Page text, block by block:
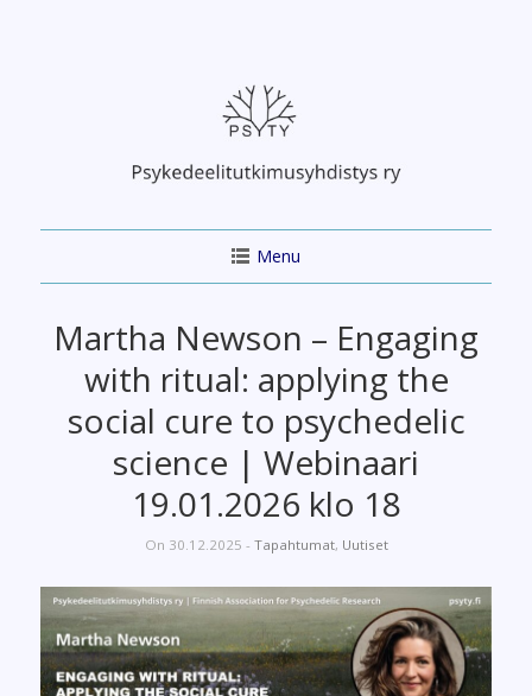
Menu
Martha Newson – Engaging
with ritual: applying the
social cure to psychedelic
science | Webinaari
19.01.2026 klo 18
On 30.12.2025 - Tapahtumat, Uutiset